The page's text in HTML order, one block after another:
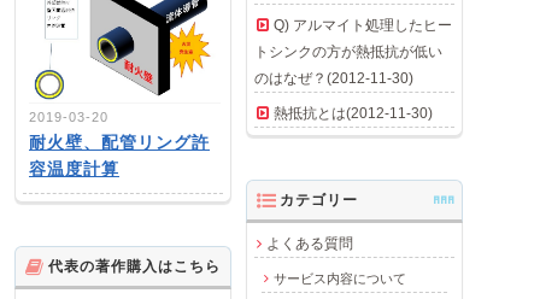
2019-03-20
耐火壁、配管リング許
容温度計算
Q) アルマイト処理したヒー
トシンクの方が熱抵抗が低い
のはなぜ？(2012-11-30)
熱抵抗とは(2012-11-30)
カテゴリー AAA
よくある質問
サービス内容について
代表の著作購入はこちら